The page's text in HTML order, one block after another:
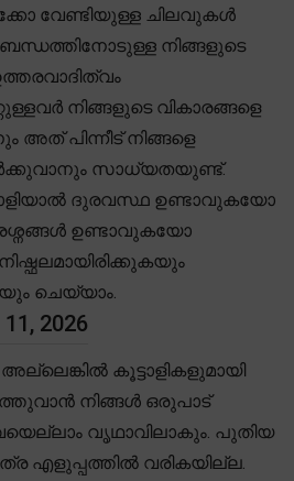
വേണ്ടിയുള്ള ചിലവുകൾ
നിങ്ങളുടെ
നിങ്ങളുടെ വികാരങ്ങളെ
പിന്നീട് നിങ്ങളെ
സാധ്യതയുണ്ട്.
ദുരവസ്ഥ ഉണ്ടാവുകയോ
ഉണ്ടാവുകയോ
ചെയ്യാം.
2026
കൂട്ടാളികളുമായി
നിങ്ങൾ ഒരുപാട്
വൃഥാവിലാകും. പുതിയ
എളുപ്പത്തിൽ വരികയില്ല.